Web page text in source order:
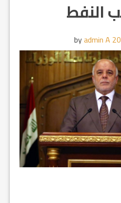
النفط
admin A